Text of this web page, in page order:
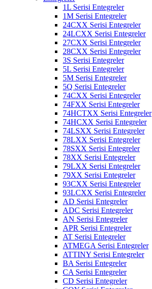
1L Serisi Entegreler
1M Serisi Entegreler
24CXX Serisi Entegreler
24LCXX Serisi Entegreler
27CXX Serisi Entegreler
28CXX Serisi Entegreler
3S Serisi Entegreler
5L Serisi Entegreler
5M Serisi Entegreler
5Q Serisi Entegreler
74CXX Serisi Entegreler
74FXX Serisi Entegreler
74HCTXX Serisi Entegreler
74HCXX Serisi Entegreler
74LSXX Serisi Entegreler
78LXX Serisi Entegreler
78SXX Serisi Entegreler
78XX Serisi Entegreler
79LXX Serisi Entegreler
79XX Serisi Entegreler
93CXX Serisi Entegreler
93LCXX Serisi Entegreler
AD Serisi Entegreler
ADC Serisi Entegreler
AN Serisi Entegreler
APR Serisi Entegreler
AT Serisi Entegreler
ATMEGA Serisi Entegreler
ATTINY Serisi Entegreler
BA Serisi Entegreler
CA Serisi Entegreler
CD Serisi Entegreler